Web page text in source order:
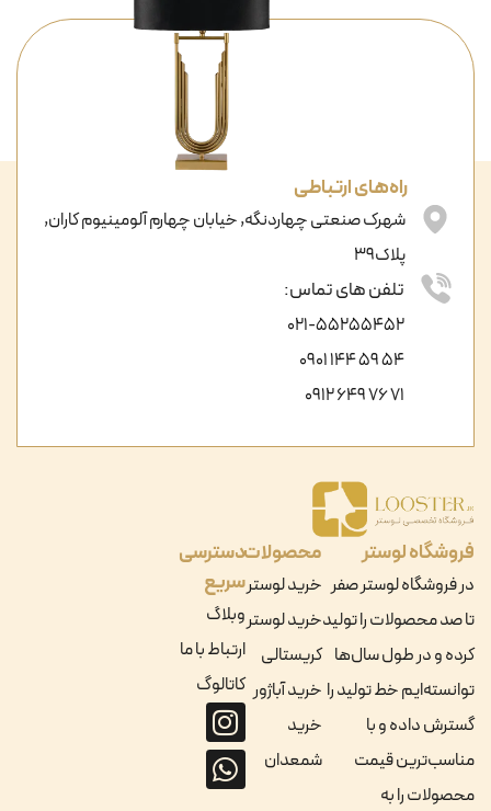
فروشگاه لوستر
در فروشگاه لوستر صفر
تا صد محصولات را تولید
کرده و در طول سال‌ها
توانسته‌ایم خط تولید را
گسترش داده و با
مناسب‌ترین قیمت
محصولات را به
محصولات
خرید لوستر
خرید لوستر
کریستالی
خرید آباژور
خرید
شمعدان
دسترسی
سریع
وبلاگ
ارتباط با ما
کاتالوگ
راه‌های ارتباطی
شهرک صنعتی چهاردنگه, خیابان چهارم آلومینیوم کاران,
پلاک39
تلفن های تماس:
021-55255452
54 59 144 0901
71 76 649 0912